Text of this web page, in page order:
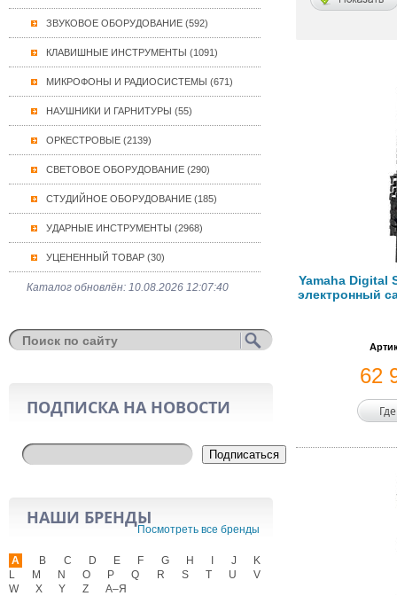
ЗВУКОВОЕ ОБОРУДОВАНИЕ (592)
КЛАВИШНЫЕ ИНСТРУМЕНТЫ (1091)
МИКРОФОНЫ И РАДИОСИСТЕМЫ (671)
НАУШНИКИ И ГАРНИТУРЫ (55)
ОРКЕСТРОВЫЕ (2139)
СВЕТОВОЕ ОБОРУДОВАНИЕ (290)
СТУДИЙНОЕ ОБОРУДОВАНИЕ (185)
УДАРНЫЕ ИНСТРУМЕНТЫ (2968)
УЦЕНЕННЫЙ ТОВАР (30)
Каталог обновлён: 10.08.2026 12:07:40
ПОДПИСКА НА НОВОСТИ
Подписаться
НАШИ БРЕНДЫ
Посмотреть все бренды
A B C D E F G H J
K
L
M N O P Q R S T U
V
W
X Y Z А–Я
Yamaha Digital
электронный
62